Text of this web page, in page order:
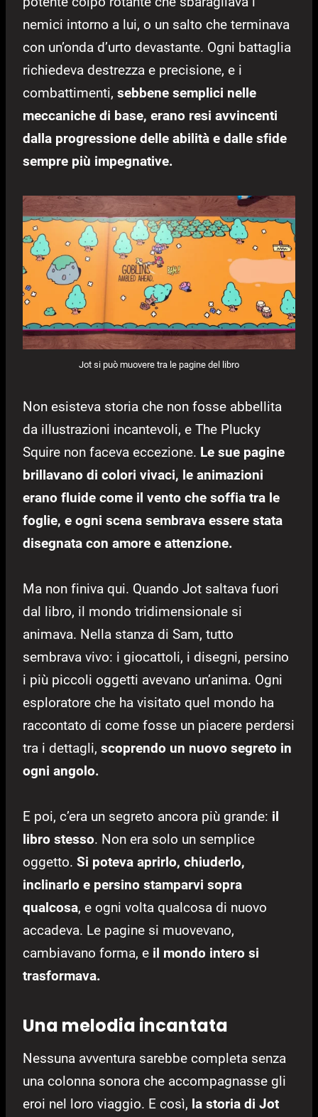
nemici intorno a lui, o un salto che terminava
con un’onda d’urto devastante. Ogni battaglia
richiedeva destrezza e precisione, e i
combattimenti, sebbene semplici nelle
meccaniche di base, erano resi avvincenti
dalla progressione delle abilità e dalle sfide
sempre più impegnative.
Jot si può muovere tra le pagine del libro
Non esisteva storia che non fosse abbellita
da illustrazioni incantevoli, e The Plucky
Squire non faceva eccezione. Le sue pagine
brillavano di colori vivaci, le animazioni
erano fluide come il vento che soffia tra le
foglie, e ogni scena sembrava essere stata
disegnata con amore e attenzione.
Ma non finiva qui. Quando Jot saltava fuori
dal libro, il mondo tridimensionale si
animava. Nella stanza di Sam, tutto
sembrava vivo: i giocattoli, i disegni, persino
i più piccoli oggetti avevano un’anima. Ogni
esploratore che ha visitato quel mondo ha
raccontato di come fosse un piacere perdersi
tra i dettagli, scoprendo un nuovo segreto in
ogni angolo.
E poi, c’era un segreto ancora più grande: il
libro stesso. Non era solo un semplice
oggetto. Si poteva aprirlo, chiuderlo,
inclinarlo e persino stamparvi sopra
qualcosa, e ogni volta qualcosa di nuovo
accadeva. Le pagine si muovevano,
cambiavano forma, e il mondo intero si
trasformava.
Una melodia incantata
Nessuna avventura sarebbe completa senza
una colonna sonora che accompagnasse gli
eroi nel loro viaggio. E così, la storia di Jot